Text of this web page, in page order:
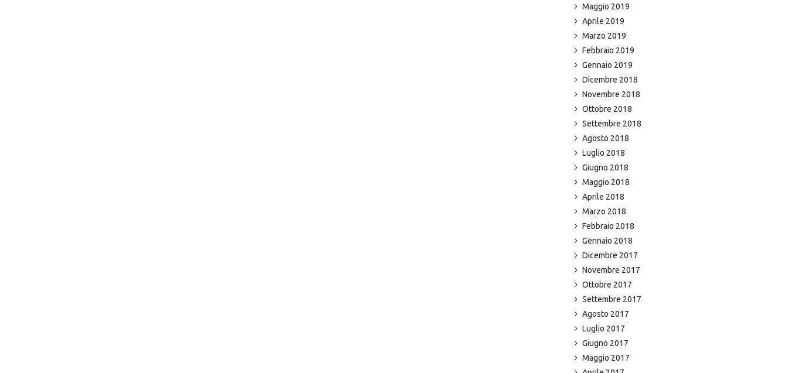
Maggio 2019
Aprile 2019
Marzo 2019
Febbraio 2019
Gennaio 2019
Dicembre 2018
Novembre 2018
Ottobre 2018
Settembre 2018
Agosto 2018
Luglio 2018
Giugno 2018
Maggio 2018
Aprile 2018
Marzo 2018
Febbraio 2018
Gennaio 2018
Dicembre 2017
Novembre 2017
Ottobre 2017
Settembre 2017
Agosto 2017
Luglio 2017
Giugno 2017
Maggio 2017